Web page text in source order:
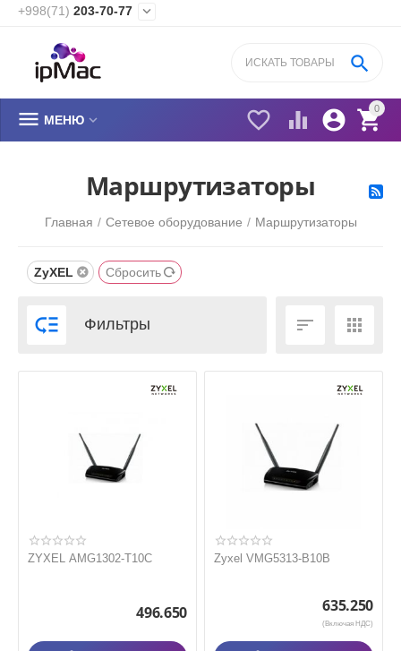
+998(71) 203-70-77 
0


 

 МЕНЮ 
​Маршрутизаторы
Главная / Сетевое оборудование / ​Маршрутизаторы
ZyXEL Сбросить
 Фильтры  
ZYXEL AMG1302-T10C
496.650
Zyxel VMG5313-B10B
635.250
(Включая НДС)